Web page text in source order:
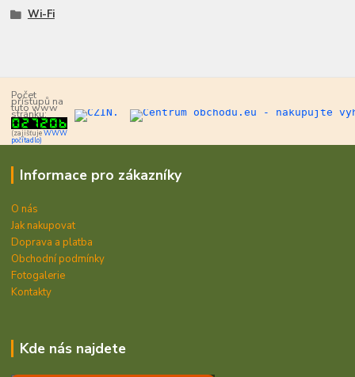
Wi-Fi
Počet
přístupů na
tuto www
stránku:
(zajišťujeWWW
počítadlo)
Informace pro zákazníky
O nás
Jak nakupovat
Doprava a platba
Obchodní podmínky
Fotogalerie
Kontakty
Kde nás najdete